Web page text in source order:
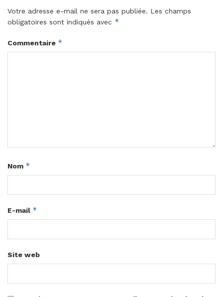
Votre adresse e-mail ne sera pas publiée. Les champs
obligatoires sont indiqués avec *
Commentaire *
Nom *
E-mail *
Site web